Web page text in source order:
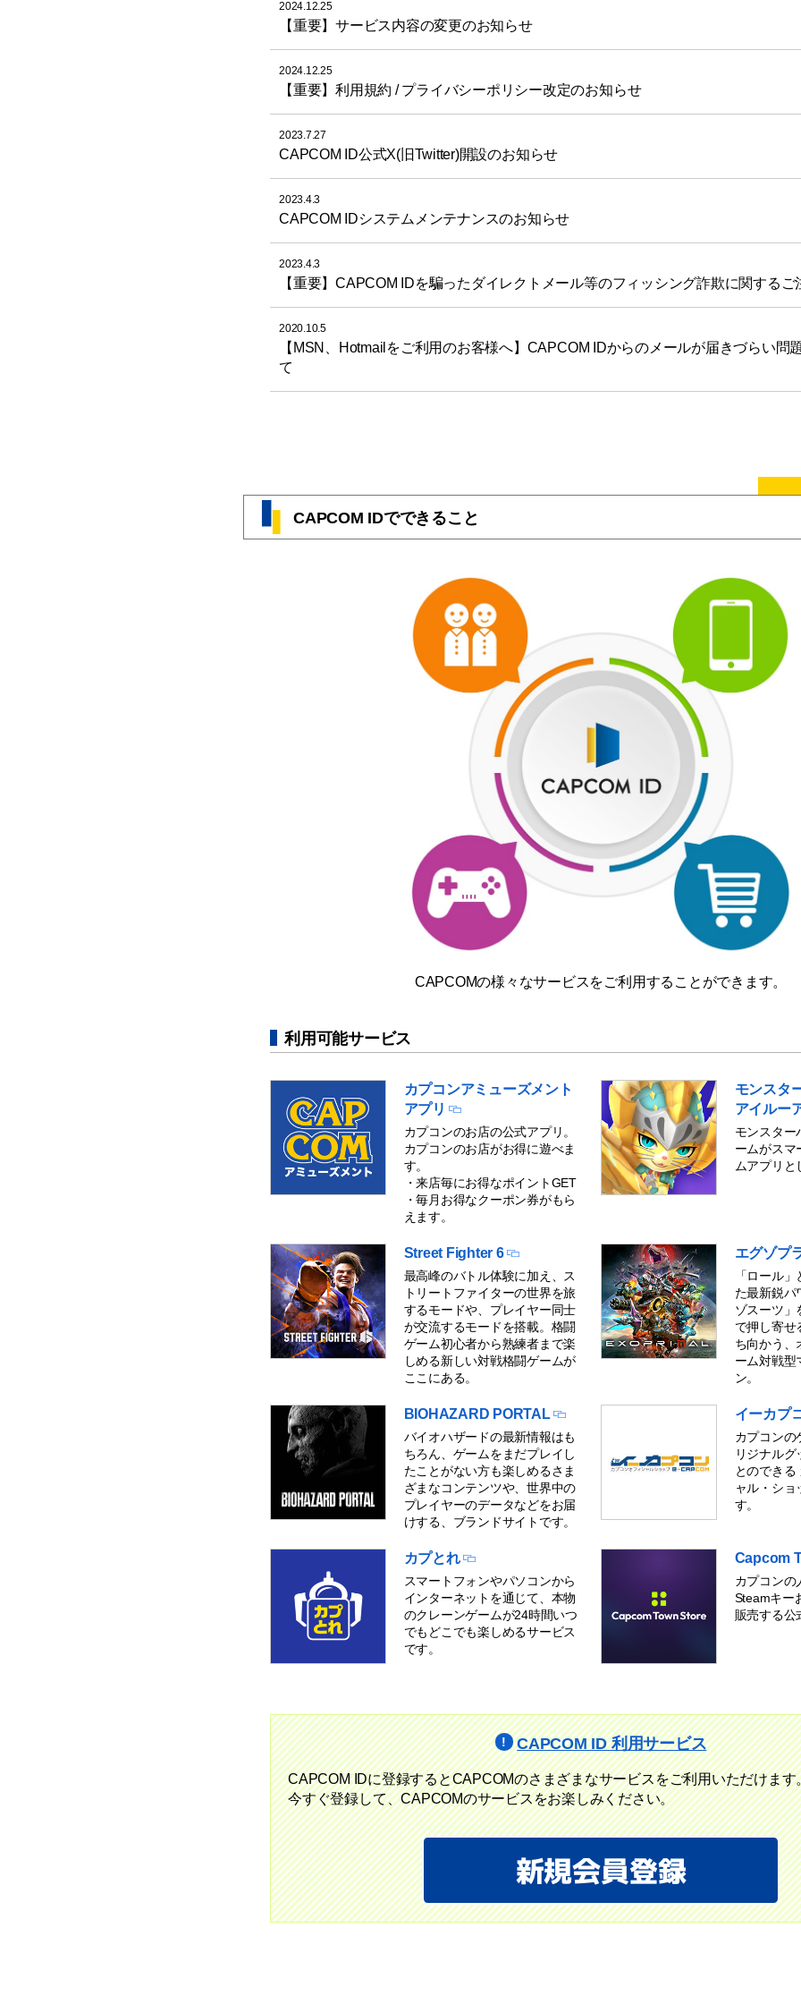
2024.12.25
【重要】サービス内容の変更のお知らせ
2024.12.25
【重要】利用規約 / プライバシーポリシー改定のお知らせ
2023.7.27
CAPCOM ID公式X(旧Twitter)開設のお知らせ
2023.4.3
CAPCOM IDシステムメンテナンスのお知らせ
2023.4.3
【重要】CAPCOM IDを騙ったダイレクトメール等のフィッシング詐欺に関するご
2020.10.5
【MSN、Hotmailをご利用のお客様へ】CAPCOM IDからのメールが届きづらい問
て
CAPCOM IDでできること
CAPCOMの様々なサービスをご利用することができます。
利用可能サービス
カプコンアミューズメント
アプリ
カプコンのお店の公式アプリ。
カプコンのお店がお得に遊べま
す。
・来店毎にお得なポイントGET
・毎月お得なクーポン券がもら
えます。
モンスタ
アイルー
モンスター
ームがスマ
ムアプリと
Street Fighter 6
最高峰のバトル体験に加え、ス
トリートファイターの世界を旅
するモードや、プレイヤー同士
が交流するモードを搭載。格闘
ゲーム初心者から熟練者まで楽
しめる新しい対戦格闘ゲームが
ここにある。
エグゾプ
「ロール
た最新鋭パ
ゾスーツ」
で押し寄せ
ち向かう、
ーム対戦型
ン。
BIOHAZARD PORTAL
バイオハザードの最新情報はも
ちろん、ゲームをまだプレイし
たことがない方も楽しめるさま
ざまなコンテンツや、世界中の
プレイヤーのデータなどをお届
けする、ブランドサイトです。
イーカプ
カプコンの
リジナルグ
とのできる
ャル・ショ
す。
カプとれ
スマートフォンやパソコンから
インターネットを通じて、本物
のクレーンゲームが24時間いつ
でもどこでも楽しめるサービス
です。
Capcom
カプコンの
Steamキー
販売する公
CAPCOM ID 利用サービス
CAPCOM IDに登録するとCAPCOMのさまざまなサービスをご利用いただけます
今すぐ登録して、CAPCOMのサービスをお楽しみください。
新規会員登録